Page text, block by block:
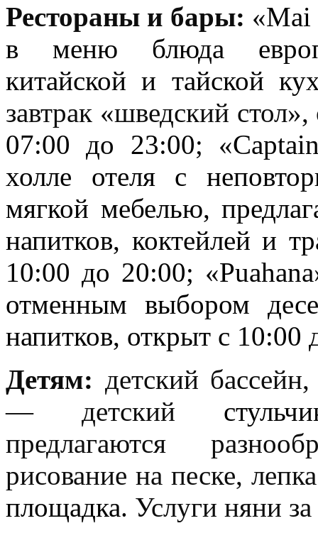
Рестораны и бары: «Mai
в меню блюда
китайской и тайской
завтрак «шведский
07:00 до 23:00; «
холле отеля с
мягкой мебелью,
напитков, коктейлей и
10:00 до 20:00; «Puahana
отменным выбором
напитков, открыт с 10:00
Детям: детский бассейн,
— детский
предлагаются
рисование на песке,
площадка. Услуги няни